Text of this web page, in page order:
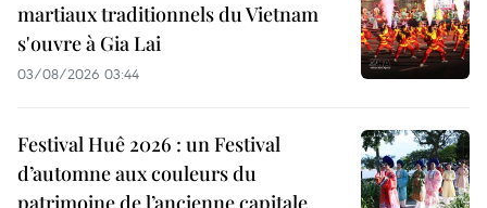
martiaux traditionnels du Vietnam
s'ouvre à Gia Lai
03/08/2026 03:44
Festival Huê 2026 : un Festival
d’automne aux couleurs du
patrimoine de l’ancienne capitale